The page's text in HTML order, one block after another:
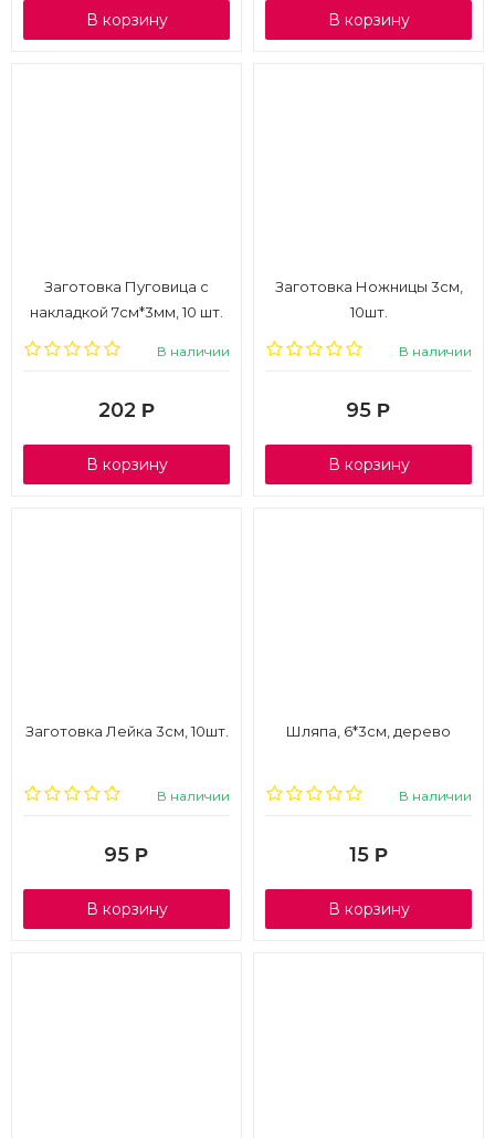
В корзину В корзину
Заготовка Пуговица с
накладкой 7см*3мм, 10 шт.
В наличии
202 Р
В корзину
Заготовка Ножницы 3см,
10шт.
В наличии
95 Р
В корзину
Заготовка Лейка 3см, 10шт.
В наличии
95 Р
В корзину
Шляпа, 6*3см, дерево
В наличии
15 Р
В корзину